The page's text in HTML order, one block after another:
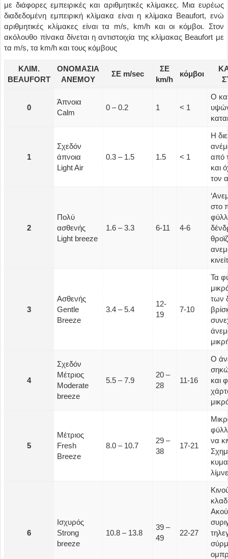
με διάφορες εμπειρικές και αριθμητικές κλίμακες. Μια ευρέως
διαδεδομένη εμπειρική κλίμακα είναι η κλίμακα Beaufort, ενώ
αριθμητικές κλίμακες είναι τα m/s, km/h και οι κόμβοι. Στον
ακόλουθο πίνακα δίνεται η αντιστοιχία της κλίμακας Beaufort με
τα m/s, τα km/h και τους κόμβους
ΚΛΙΜ.
BEAUFORΤ
ΟΝΟΜΑΣΙΑ
ΑΝΕΜΟΥ
ΣΕ m/sec
ΣΕ
km/h
κόμβοι
0
Άπνοια
Calm
0 – 0.2 1 < 1
Ο
1
Σχεδόν
άπνοια
Light Air
0.3 – 1.5 1.5 < 1
Η
από
και
τον
2
Πολύ
ασθενής
Light breeze
1.6 – 3.3 6-11 4-6
στο
3
Ασθενής
Gentle
Breeze
3.4 – 5.4
12-
19
7-10
Τα
των
4
Σχεδόν
Μέτριος
Moderate
breeze
5.5 – 7.9
20 –
28
11-16
Ο
και
5
Μέτριος
Fresh
Breeze
8.0 – 10.7
29 –
38
17-21
να
6
Ισχυρός
Strong
breeze
10.8 – 13.8
39 –
49
22-27